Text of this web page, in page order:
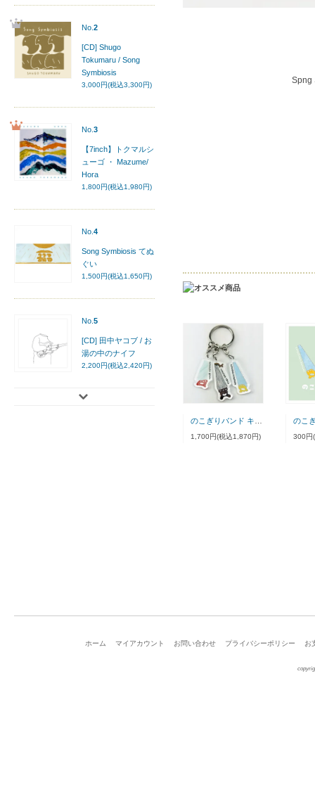
Spng
1,700円(税込1,870円) 300円
No. 2
[CD] Shugo
Tokumaru / Song
Symbiosis
3,000円(税込3,300円)
No. 3
【7inch】トクマルシ
ューゴ ・ Mazume/
Hora
1,800円(税込1,980円)
No. 4
Song Symbiosis てぬ
ぐい
1,500円(税込1,650円)
No. 5
[CD] 田中ヤコブ / お
湯の中のナイフ
2,200円(税込2,420円)
ホーム マイアカウント お問い合わせ プライバシーポリシー お